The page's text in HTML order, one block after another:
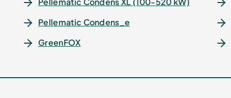
Pellematic Condens_e
GreenFOX